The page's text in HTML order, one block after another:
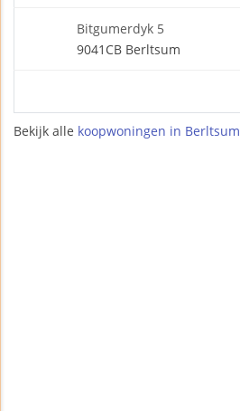
Bitgumerdyk 5
9041CB Berltsum
Bekijk alle koopwoningen in Berltsum